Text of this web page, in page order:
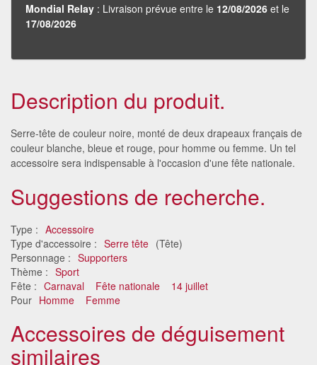
Mondial Relay : Livraison prévue entre le 12/08/2026 et le
17/08/2026
Description du produit.
Serre-tête de couleur noire, monté de deux drapeaux français de
couleur blanche, bleue et rouge, pour homme ou femme. Un tel
accessoire sera indispensable à l'occasion d'une fête nationale.
Suggestions de recherche.
Type : Accessoire
Type d'accessoire : Serre tête (Tête)
Personnage : Supporters
Thème : Sport
Fête : Carnaval Fête nationale
14 juillet
Pour Homme Femme
Accessoires de déguisement
similaires